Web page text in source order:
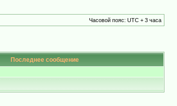
Часовой пояс: UTC + 3 часа
Последнее сообщение